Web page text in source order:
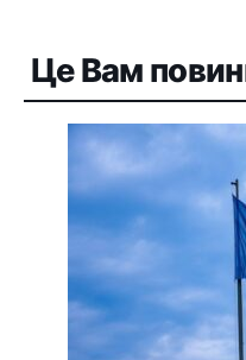
Це Вам